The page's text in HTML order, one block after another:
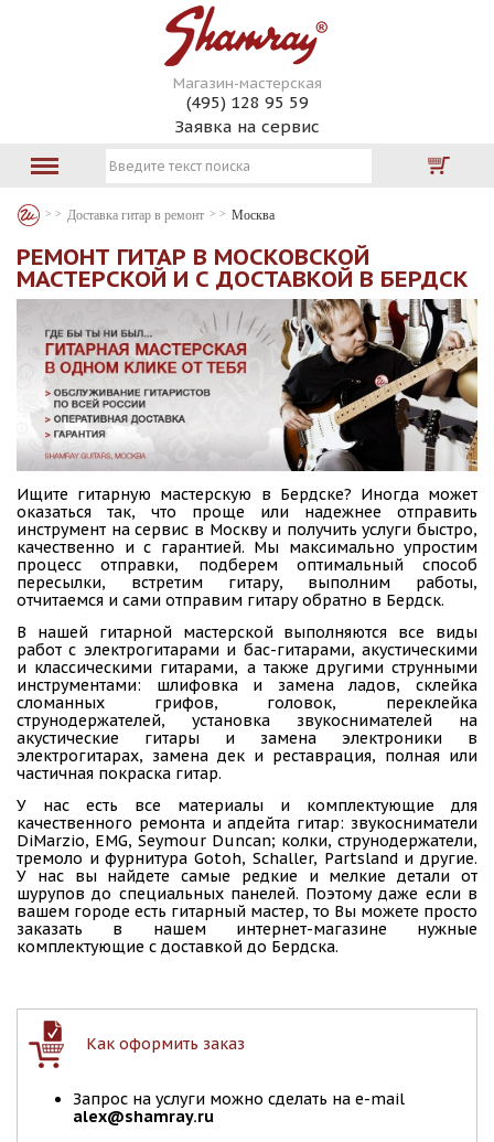
Магазин-мастерская
(495) 128 95 59
Заявка на сервис
Доставка гитар в ремонт Москва
РЕМОНТ ГИТАР В МОСКОВСКОЙ
МАСТЕРСКОЙ И С ДОСТАВКОЙ В БЕРДСК
Ищите гитарную мастерскую в Бердске? Иногда может
оказаться так, что проще или надежнее отправить
инструмент на сервис в Москву и получить услуги быстро,
качественно и с гарантией. Мы максимально упростим
процесс отправки, подберем оптимальный способ
пересылки, встретим гитару, выполним работы,
отчитаемся и сами отправим гитару обратно в Бердск.
В нашей гитарной мастерской выполняются все виды
работ с электрогитарами и бас-гитарами, акустическими
и классическими гитарами, а также другими струнными
инструментами: шлифовка и замена ладов, склейка
сломанных грифов, головок, переклейка
струнодержателей, установка звукоснимателей на
акустические гитары и замена электроники в
электрогитарах, замена дек и реставрация, полная или
частичная покраска гитар.
У нас есть все материалы и комплектующие для
качественного ремонта и апдейта гитар: звукосниматели
DiMarzio, EMG, Seymour Duncan; колки, струнодержатели,
тремоло и фурнитура Gotoh, Schaller, Partsland и другие.
У нас вы найдете самые редкие и мелкие детали от
шурупов до специальных панелей. Поэтому даже если в
вашем городе есть гитарный мастер, то Вы можете просто
заказать в нашем интернет-магазине нужные
комплектующие с доставкой до Бердска.
Как оформить заказ
Запрос на услуги можно сделать на e-mail
alex@shamray.ru